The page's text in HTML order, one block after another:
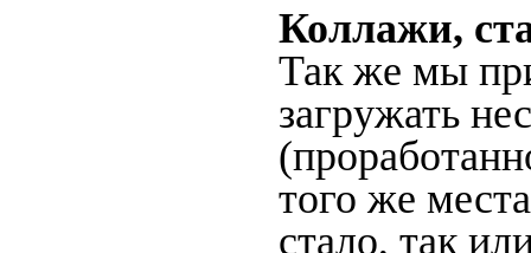
Коллажи,
Так же мы
загружать
того же
стало, так